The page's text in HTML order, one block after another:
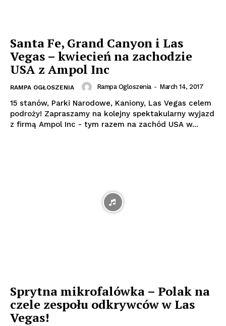
Santa Fe, Grand Canyon i Las
Vegas – kwiecień na zachodzie
USA z Ampol Inc
RAMPA OGŁOSZENIA Rampa Ogloszenia - March 14, 2017
15 stanów, Parki Narodowe, Kaniony, Las Vegas celem
podroży! Zapraszamy na kolejny spektakularny wyjazd
z firmą Ampol Inc - tym razem na zachód USA w...
Sprytna mikrofalówka – Polak na
czele zespołu odkrywców w Las
Vegas!